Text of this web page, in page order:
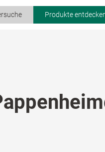
Produkte